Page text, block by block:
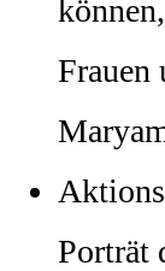
Frauen
Porträt